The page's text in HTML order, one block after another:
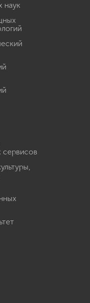
наук
сервисов